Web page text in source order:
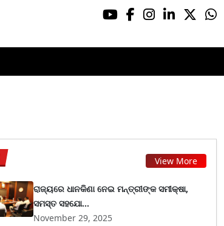
View More
ରାଜ୍ୟରେ ଧାନକିଣା ନେଇ ମନ୍ତ୍ରୀଙ୍କ ସମୀକ୍ଷା,
ସମସ୍ତ ସହଯୋ...
November 29, 2025